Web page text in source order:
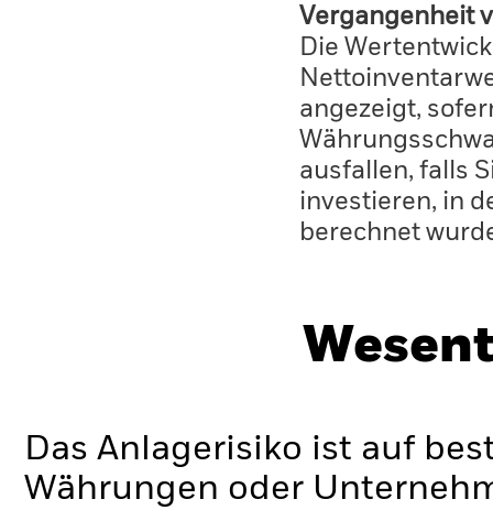
Vergangenheit
Die
angezeigt,
ausfallen, falls
investieren, in
berechnet
Das Anlagerisiko ist auf
Währungen oder